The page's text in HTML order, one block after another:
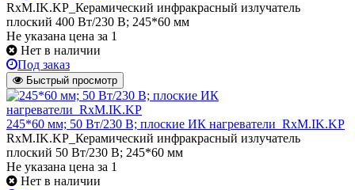
RxM.IK.KP_Керамический инфракрасный излучатель
плоский 400 Вт/230 В; 245*60 мм
Не указана цена за 1
Нет в наличии
Под заказ
Быстрый просмотр
245*60 мм; 50 Вт/230 В; плоские ИК нагреватели_RxM.IK.KP
RxM.IK.KP_Керамический инфракрасный излучатель
плоский 50 Вт/230 В; 245*60 мм
Не указана цена за 1
Нет в наличии